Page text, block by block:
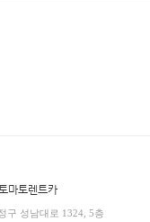
마토렌트카
구 성남대로 1324, 5층